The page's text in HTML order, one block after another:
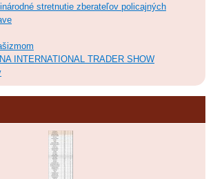
stretnutie zberateľov policajných
INTERNATIONAL TRADER SHOW